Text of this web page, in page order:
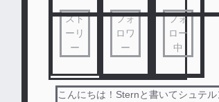
スト
ーリ
ー
フォ
ロワ
ー
フォ
ロー
中
こんにちは！Sternと書いてシュテ